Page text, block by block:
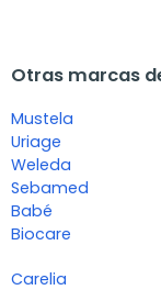
Otras marcas
Mustela
Uriage
Weleda
Sebamed
Babé
Biocare
Carelia